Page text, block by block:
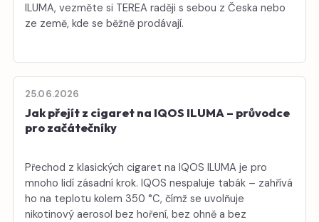
ILUMA, vezměte si TEREA raději s sebou z Česka nebo
ze země, kde se běžně prodávají.
25.06.2026
Jak přejít z cigaret na IQOS ILUMA – průvodce
pro začátečníky
Přechod z klasických cigaret na IQOS ILUMA je pro
mnoho lidí zásadní krok. IQOS nespaluje tabák – zahřívá
ho na teplotu kolem 350 °C, čímž se uvolňuje
nikotinový aerosol bez hoření, bez ohně a bez